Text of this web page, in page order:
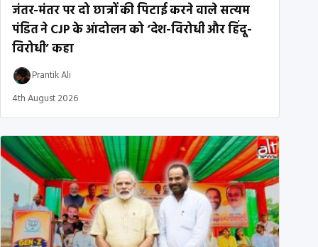
जंतर-मंतर पर दो छात्रों की पिटाई करने वाले सत्यम
पंडित ने CJP के आंदोलन को ‘देश-विरोधी और हिंदू-
विरोधी’ कहा
Prantik Ali
4th August 2026